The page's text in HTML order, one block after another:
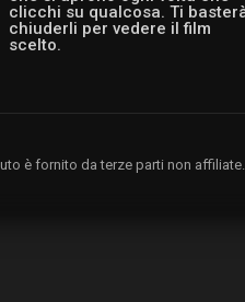
clicchi su qualcosa. Ti
chiuderli per vedere il film
scelto.
è fornito da terze parti non